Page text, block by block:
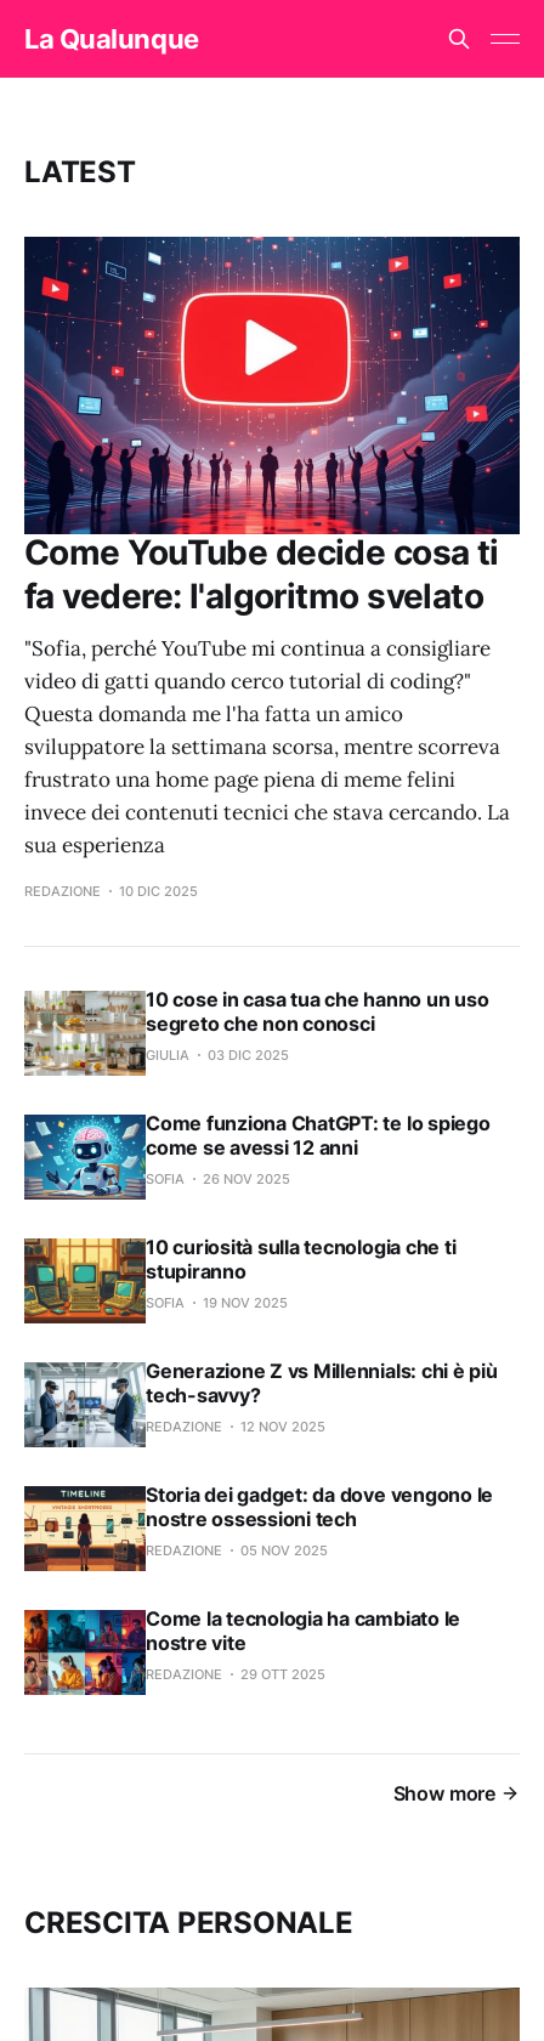
La Qualunque
LATEST
Come YouTube decide cosa ti
fa vedere: l'algoritmo svelato
"Sofia, perché YouTube mi continua a consigliare
video di gatti quando cerco tutorial di coding?"
Questa domanda me l'ha fatta un amico
sviluppatore la settimana scorsa, mentre scorreva
frustrato una home page piena di meme felini
invece dei contenuti tecnici che stava cercando. La
sua esperienza
REDAZIONE 10 DIC 2025
10 cose in casa tua che hanno un uso
segreto che non conosci
GIULIA 03 DIC 2025
Come funziona ChatGPT: te lo spiego
come se avessi 12 anni
SOFIA 26 NOV 2025
10 curiosità sulla tecnologia che ti
stupiranno
SOFIA 19 NOV 2025
Generazione Z vs Millennials: chi è più
tech-savvy?
REDAZIONE 12 NOV 2025
Storia dei gadget: da dove vengono le
nostre ossessioni tech
REDAZIONE 05 NOV 2025
Come la tecnologia ha cambiato le
nostre vite
REDAZIONE 29 OTT 2025
Show more
CRESCITA PERSONALE